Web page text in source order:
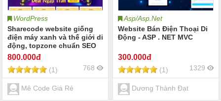
WordPress
Sharecode website giống
điện máy xanh và thế giới di
động, topzone chuẩn SEO
800.000đ
(1) 768
Mê Code Giá Rẻ
Asp/Asp.Net
Website Bán Điện Thoại Di
Động - ASP . NET MVC
300.000đ
(1) 1329
Dương Thành Đạt